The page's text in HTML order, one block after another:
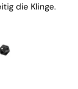
die Klinge.